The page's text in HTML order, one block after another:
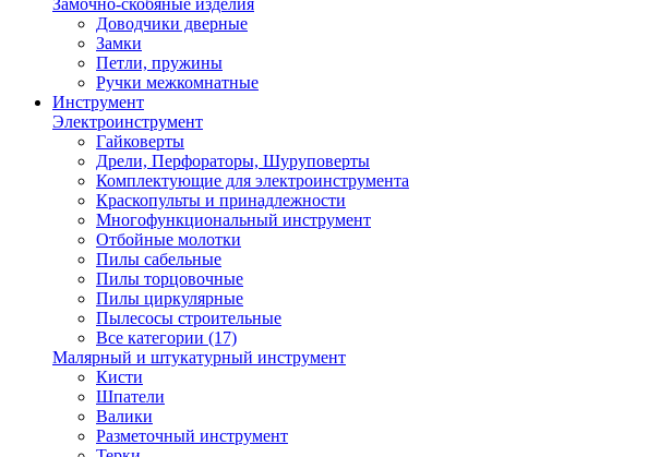
Замочно-скобяные изделия
Доводчики дверные
Замки
Петли, пружины
Ручки межкомнатные
Инструмент
Электроинструмент
Гайковерты
Дрели, Перфораторы, Шуруповерты
Комплектующие для электроинструмента
Краскопульты и принадлежности
Многофункциональный инструмент
Отбойные молотки
Пилы сабельные
Пилы торцовочные
Пилы циркулярные
Пылесосы строительные
Все категории (17)
Малярный и штукатурный инструмент
Кисти
Шпатели
Валики
Разметочный инструмент